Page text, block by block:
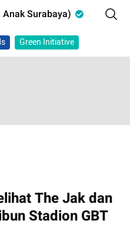
Surabaya)
Green Initiative
The Jak dan
Stadion GBT